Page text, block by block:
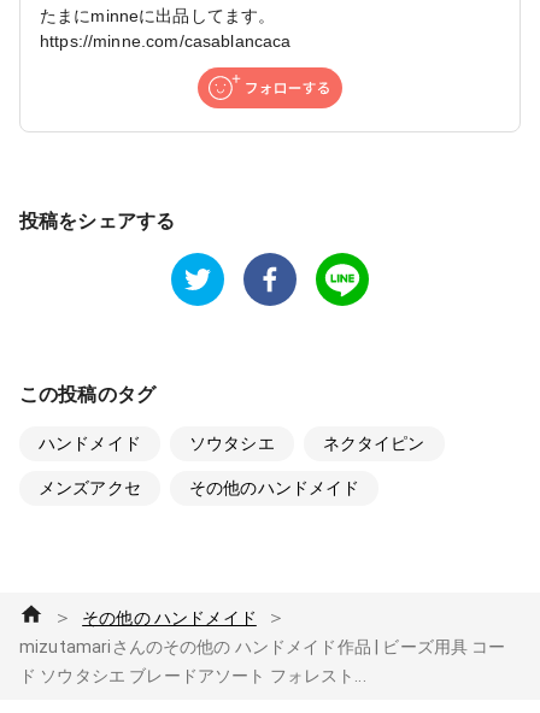
たまにminneに出品してます。
https://minne.com/casablancaca
投稿をシェアする
この投稿のタグ
ハンドメイド ソウタシエ ネクタイピン
メンズアクセ その他のハンドメイド
＞ その他の ハンドメイド ＞
mizutamariさんのその他の ハンドメイド作品 | ビーズ用具 コー
ド ソウタシエ ブレードアソート フォレスト...